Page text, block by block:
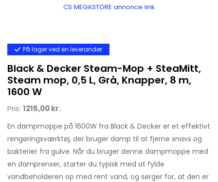
CS MEGASTORE annonce link
På lager ved en leverandør
Black & Decker Steam-Mop + SteaMitt,
Steam mop, 0,5 L, Grå, Knapper, 8 m,
1600 W
Pris: 1215,00 kr.
En dampmoppe på 1600W fra Black & Decker er et effektivt
rengøringsværktøj, der bruger damp til at fjerne snavs og
bakterier fra gulve. Når du bruger denne dampmoppe med
en damprenser, starter du typisk med at fylde
vandbeholderen op med rent vand, og sørger for, at den er